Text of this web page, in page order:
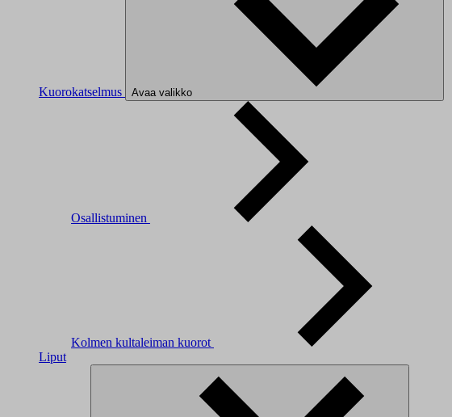
Kuorokatselmus Avaa valikko
Osallistuminen
Kolmen kultaleiman kuorot
Liput